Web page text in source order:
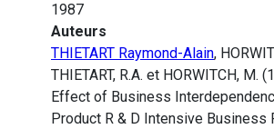
1987
Auteurs
THIETART Raymond-Alain,
THIETART, R.A. et HORWITCH, M.
Effect of Business
Product R & D Intensive Business